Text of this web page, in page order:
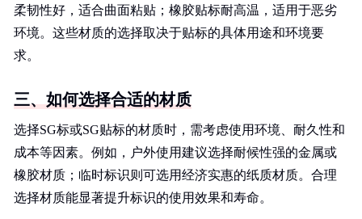
柔韧性好，适合曲面粘贴；橡胶贴标耐高温，适用于恶劣
环境。这些材质的选择取决于贴标的具体用途和环境要
求。
三、如何选择合适的材质
选择SG标或SG贴标的材质时，需考虑使用环境、耐久性和
成本等因素。例如，户外使用建议选择耐候性强的金属或
橡胶材质；临时标识则可选用经济实惠的纸质材质。合理
选择材质能显著提升标识的使用效果和寿命。